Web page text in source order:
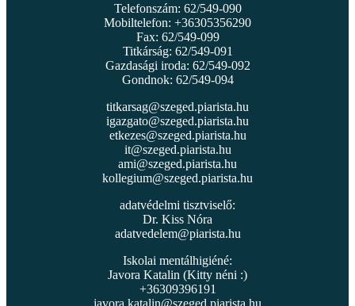
Telefonszám: 62/549-090
Mobiltelefon: +36305356290
Fax: 62/549-099
Titkárság: 62/549-091
Gazdasági iroda: 62/549-092
Gondnok: 62/549-094
titkarsag@szeged.piarista.hu
igazgato@szeged.piarista.hu
etkezes@szeged.piarista.hu
it@szeged.piarista.hu
ami@szeged.piarista.hu
kollegium@szeged.piarista.hu
adatvédelmi tisztviselő:
Dr. Kiss Nóra
adatvedelem@piarista.hu
Iskolai mentálhigiéné:
Javora Katalin (Kitty néni :)
+36309396191
javora.katalin@szeged.piarista.hu